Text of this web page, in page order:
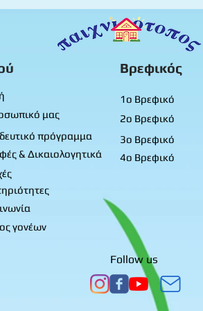
Βρεφικός
μας
πρόγραμμα
& Δικαιολογητικά
1ο Βρεφικό
2ο Βρεφικό
3ο Βρεφικό
4ο Βρεφικό
γονέων
Follow us